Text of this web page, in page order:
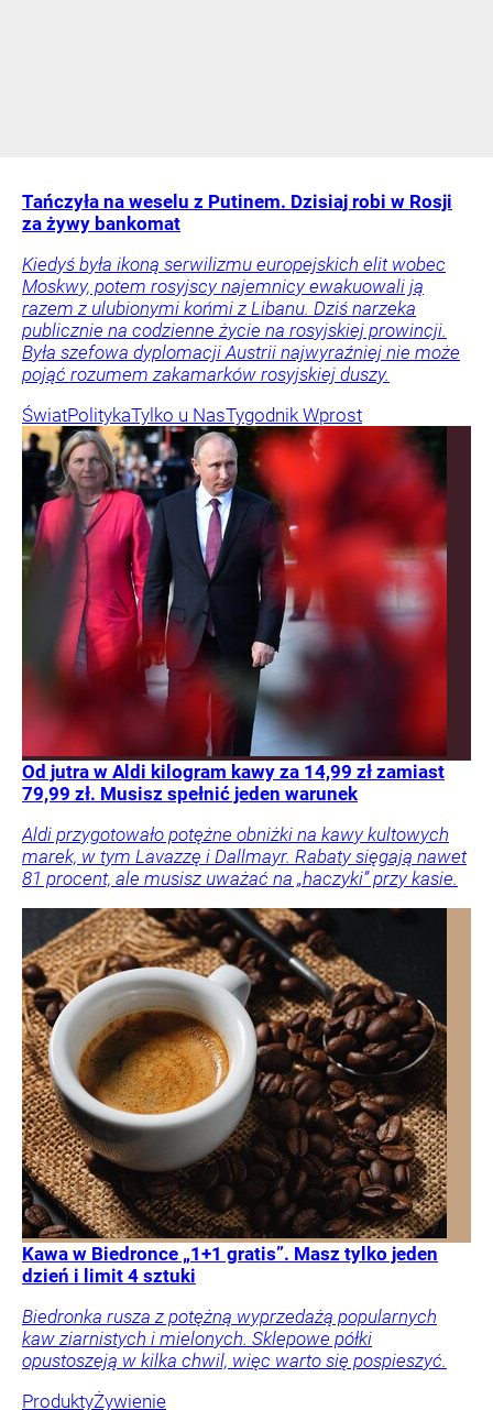
Tańczyła na weselu z Putinem. Dzisiaj robi w Rosji
za żywy bankomat
Kiedyś była ikoną serwilizmu europejskich elit wobec
Moskwy, potem rosyjscy najemnicy ewakuowali ją
razem z ulubionymi końmi z Libanu. Dziś narzeka
publicznie na codzienne życie na rosyjskiej prowincji.
Była szefowa dyplomacji Austrii najwyraźniej nie może
pojąć rozumem zakamarków rosyjskiej duszy.
ŚwiatPolitykaTylko u NasTygodnik Wprost
Od jutra w Aldi kilogram kawy za 14,99 zł zamiast
79,99 zł. Musisz spełnić jeden warunek
Aldi przygotowało potężne obniżki na kawy kultowych
marek, w tym Lavazzę i Dallmayr. Rabaty sięgają nawet
81 procent, ale musisz uważać na „haczyki” przy kasie.
Kawa w Biedronce „1+1 gratis”. Masz tylko jeden
dzień i limit 4 sztuki
Biedronka rusza z potężną wyprzedażą popularnych
kaw ziarnistych i mielonych. Sklepowe półki
opustoszeją w kilka chwil, więc warto się pospieszyć.
ProduktyŻywienie